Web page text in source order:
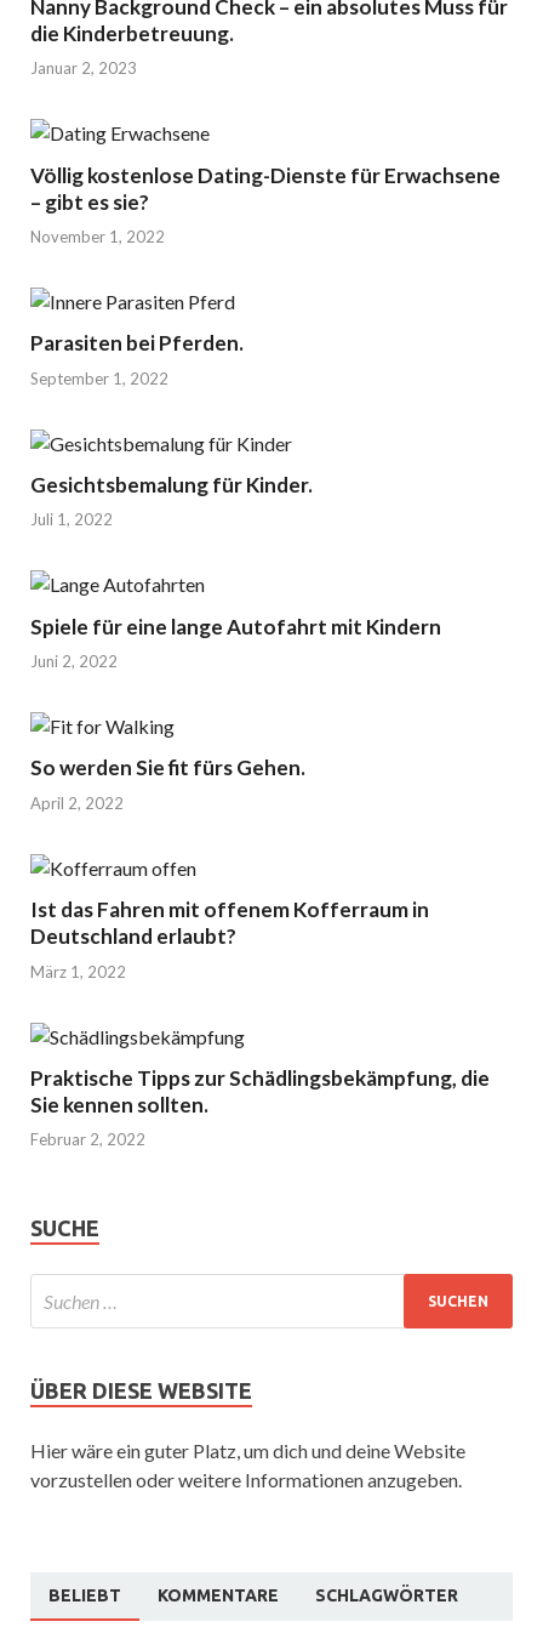
Nanny Background Check – ein absolutes Muss für
die Kinderbetreuung.
Januar 2, 2023
Völlig kostenlose Dating-Dienste für Erwachsene
– gibt es sie?
November 1, 2022
Parasiten bei Pferden.
September 1, 2022
Gesichtsbemalung für Kinder.
Juli 1, 2022
Spiele für eine lange Autofahrt mit Kindern
Juni 2, 2022
So werden Sie fit fürs Gehen.
April 2, 2022
Ist das Fahren mit offenem Kofferraum in
Deutschland erlaubt?
März 1, 2022
Praktische Tipps zur Schädlingsbekämpfung, die
Sie kennen sollten.
Februar 2, 2022
SUCHE
ÜBER DIESE WEBSITE
Hier wäre ein guter Platz, um dich und deine Website
vorzustellen oder weitere Informationen anzugeben.
BELIEBT KOMMENTARE SCHLAGWÖRTER